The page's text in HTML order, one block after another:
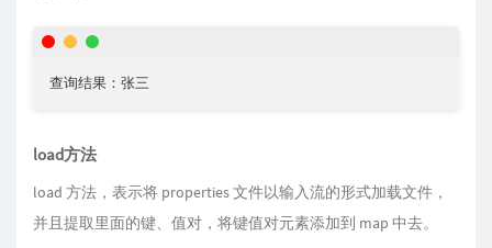
查询结果：张三
load方法
load 方法，表示将 properties 文件以输入流的形式加载文件，
并且提取里面的键、值对，将键值对元素添加到 map 中去。